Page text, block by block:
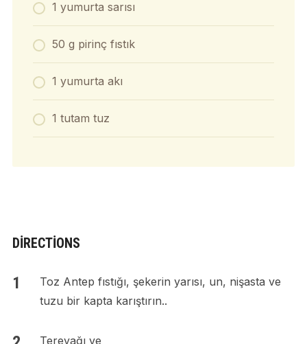
1 yumurta sarısı
50 g pirinç fıstık
1 yumurta akı
1 tutam tuz
DIRECTIONS
Toz Antep fıstığı, şekerin yarısı, un, nişasta ve
tuzu bir kapta karıştırın..
Tereyağı ve